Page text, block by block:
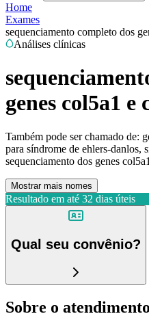
Home
Exames
sequenciamento completo dos
Análises clínicas
genes col5a1 e
Também pode ser chamado de:
para síndrome de ehlers-danlos,
sequenciamento dos genes
Mostrar mais nomes
Resultado em até 32 dias úteis
Qual seu convênio?
Sobre o atendimento